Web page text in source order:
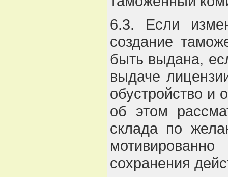
6.3. Если
создание
быть выдана,
выдаче
обустройство и
об этом
склада по
сохранения